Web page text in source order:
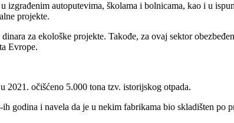
izgrađenim autoputevima, školama i bolnicama, kao i u
projekte.
za ekološke projekte. Takođe, za ovaj sektor
Evrope.
očišćeno 5.000 tona tzv. istorijskog otpada.
godina i navela da je u nekim fabrikama bio skladišten po